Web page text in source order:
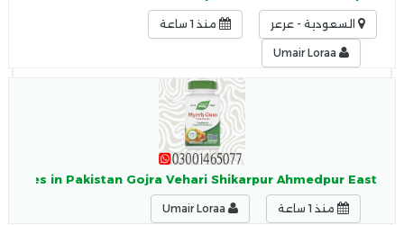
السعودية - عرعر منذ 1 ساعة
in Pakistan Gojra Vehari Shikarpur Ahmedpur East
منذ 1 ساعة